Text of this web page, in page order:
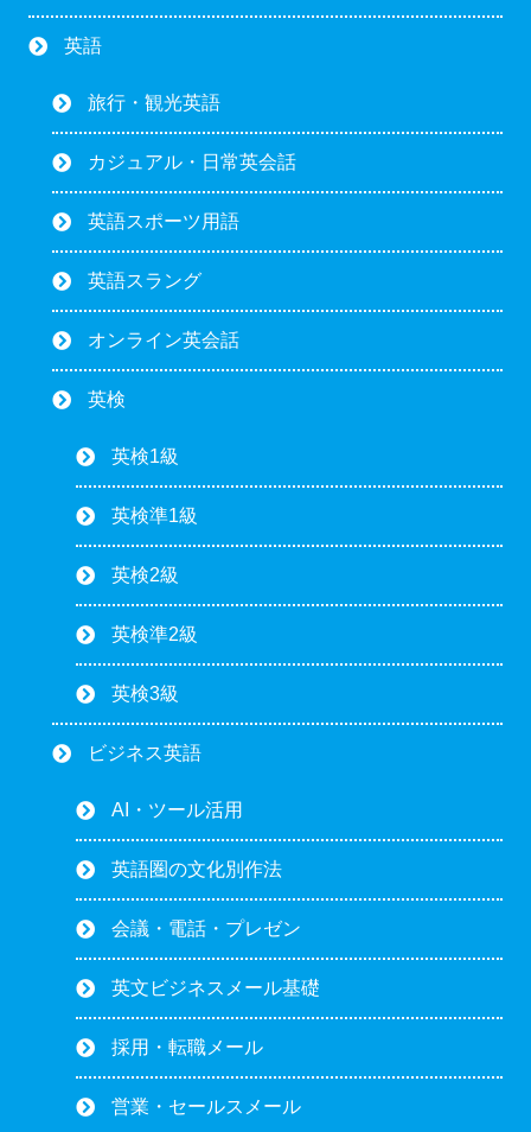
英語
旅行・観光英語
カジュアル・日常英会話
英語スポーツ用語
英語スラング
オンライン英会話
英検
英検1級
英検準1級
英検2級
英検準2級
英検3級
ビジネス英語
AI・ツール活用
英語圏の文化別作法
会議・電話・プレゼン
英文ビジネスメール基礎
採用・転職メール
営業・セールスメール